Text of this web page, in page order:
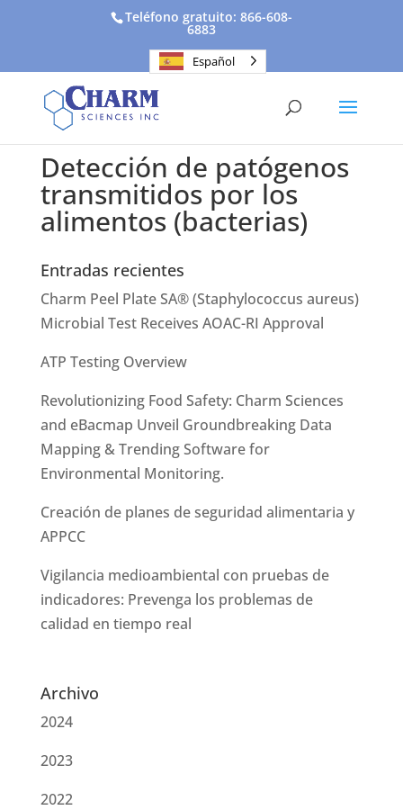
Teléfono gratuito: 866-608-
6883
Español
Detección de patógenos
transmitidos por los
alimentos (bacterias)
Entradas recientes
Charm Peel Plate SA® (Staphylococcus aureus)
Microbial Test Receives AOAC-RI Approval
ATP Testing Overview
Revolutionizing Food Safety: Charm Sciences
and eBacmap Unveil Groundbreaking Data
Mapping & Trending Software for
Environmental Monitoring.
Creación de planes de seguridad alimentaria y
APPCC
Vigilancia medioambiental con pruebas de
indicadores: Prevenga los problemas de
calidad en tiempo real
Archivo
2024
2023
2022